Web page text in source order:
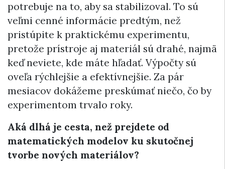
potrebuje na to, aby sa stabilizoval. To sú
veľmi cenné informácie predtým, než
pristúpite k praktickému experimentu,
pretože prístroje aj materiál sú drahé, najmä
keď neviete, kde máte hľadať. Výpočty sú
oveľa rýchlejšie a efektívnejšie. Za pár
mesiacov dokážeme preskúmať niečo, čo by
experimentom trvalo roky.
Aká dlhá je cesta, než prejdete od
matematických modelov ku skutočnej
tvorbe nových materiálov?